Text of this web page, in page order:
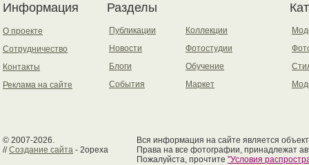
Информация
О проекте
Сотрудничество
Контакты
Реклама на сайте
Разделы
Публикации
Новости
Блоги
События
Коллекции
Фотостудии
Обучение
Маркет
© 2007-2026.
//Создание сайта - 2opexa
Вся информация на сайте является
Права на все фотографии, принадлежат
Пожалуйста, прочтите "Условия